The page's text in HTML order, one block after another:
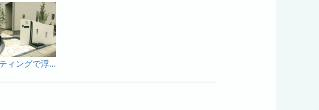
ライティングで浮かび上がる白い塗り壁と乱形石のアプローチが幻想的な外構